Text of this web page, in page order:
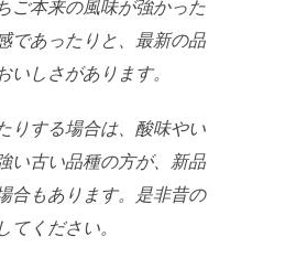
ご本来の風味が強かった
であったりと、最新の品
いしさがあります。
りする場合は、酸味やい
い古い品種の方が、新品
合もあります。是非昔の
てください。